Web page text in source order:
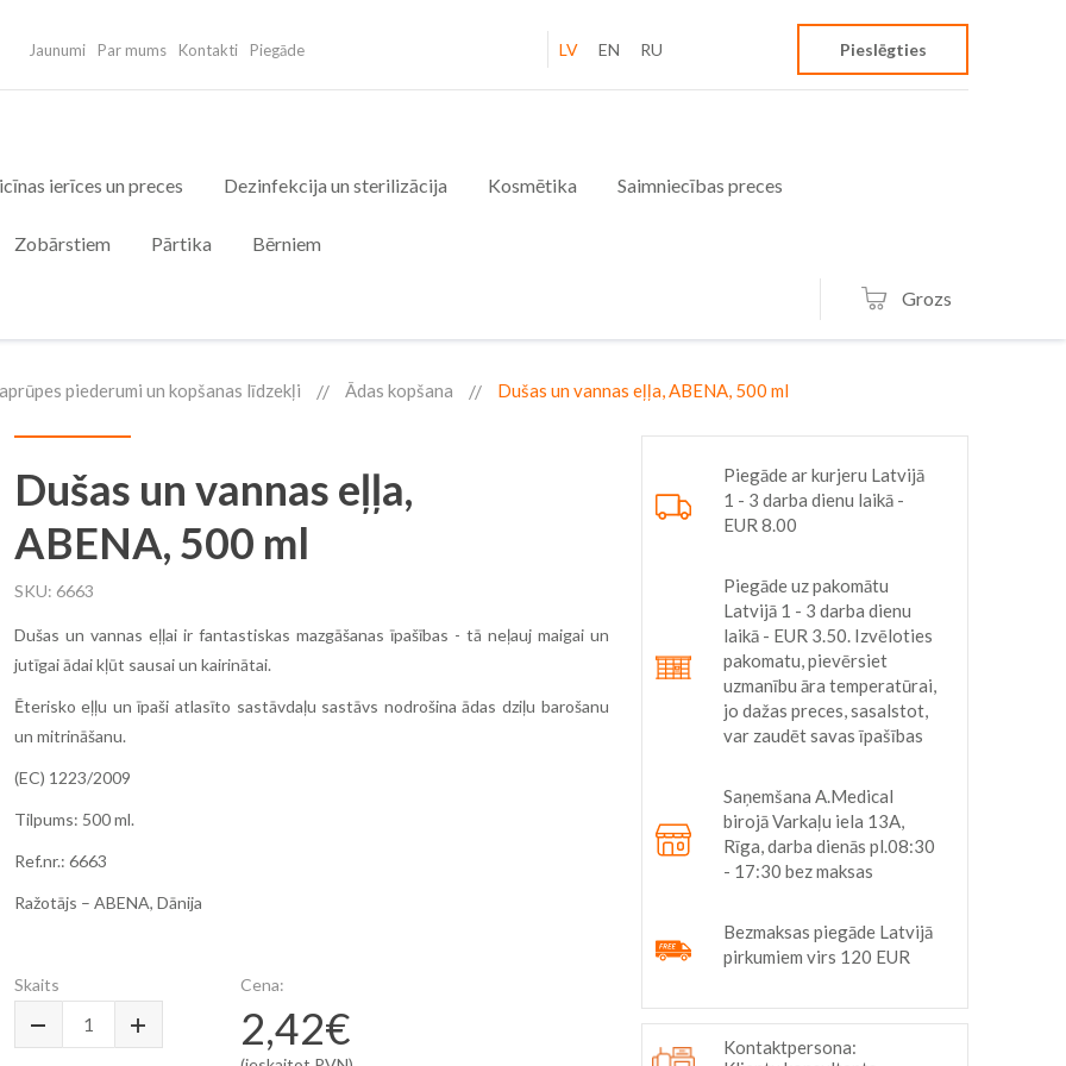
Jaunumi Par mums Kontakti Piegāde LV EN RU Pieslēgties
ierīces un preces Dezinfekcija un sterilizācija Kosmētika Saimniecības preces
Zobārstiem Pārtika Bērniem
Grozs
piederumi un kopšanas līdzekļi Ādas kopšana Dušas un vannas eļļa, ABENA, 500 ml
Dušas un vannas eļļa,
ABENA, 500 ml
SKU 6663
Dušas un vannas eļļai ir fantastiskas mazgāšanas īpašības - tā neļauj maigai un
jutīgai ādai kļūt sausai un kairinātai.
Ēterisko eļļu un īpaši atlasīto sastāvdaļu sastāvs nodrošina ādas dziļu barošanu
un mitrināšanu.
(EC) 1223/2009
Tilpums: 500 ml.
Ref.nr.: 6663
Ražotājs – ABENA, Dānija
Piegāde ar kurjeru Latvijā
1 - 3 darba dienu laikā -
EUR 8.00
Piegāde uz pakomātu
Latvijā 1 - 3 darba dienu
laikā - EUR 3.50. Izvēloties
pakomatu, pievērsiet
uzmanību āra temperatūrai,
jo dažas preces, sasalstot,
var zaudēt savas īpašības
Saņemšana A.Medical
birojā Varkaļu iela 13A,
Rīga, darba dienās pl.08:30
- 17:30 bez maksas
Bezmaksas piegāde Latvijā
pirkumiem virs 120 EUR
Kontaktpersona:
Skaits Cena:
2,42€